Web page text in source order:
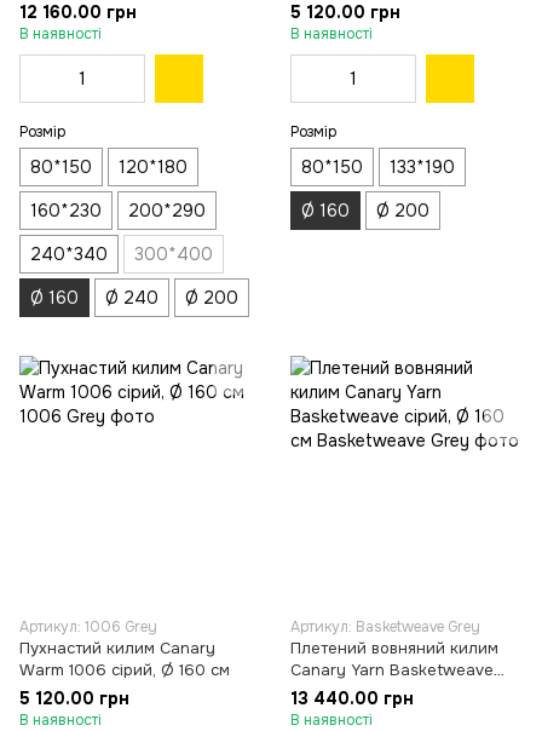
160 см
12 160.00 грн
В наявності
Розмір
80*150
120*180
160*230
200*290
240*340
300*400
Ø 160
Ø 240 Ø 200
160 см
5 120.00 грн
В наявності
Розмір
80*150
133*190
Ø 160
Ø 200
Артикул: 1006 Grey
Пухнастий килим Canary
Warm 1006 сірий, Ø 160 см
5 120.00 грн
В наявності
Артикул: Basketweave Grey
Плетений вовняний килим
Canary Yarn Basketweave
сірий, Ø 160 см
13 440.00 грн
В наявності